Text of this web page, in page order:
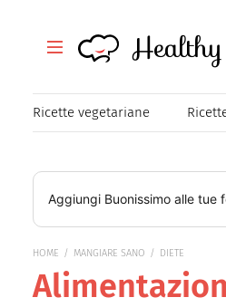
Healthy
Healthy
Ricette vegetariane
Tutte le ricette
Magazine
Mangiare Sano
Aggiungi Buonissimo alle tue
HOME MANGIARE SANO DIETE